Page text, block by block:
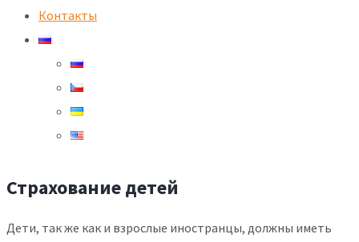
Контакты
Страхование детей
Дети, так же как и взрослые иностранцы, должны иметь